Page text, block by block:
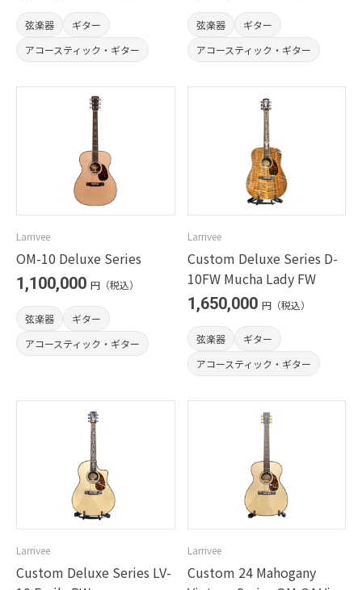
弦楽器
ギター
アコースティック・ギター
弦楽器
ギター
アコースティック・ギター
Larrivee
OM-10 Deluxe Series
1,100,000 円（税込）
弦楽器
ギター
アコースティック・ギター
Larrivee
Custom Deluxe Series D-
10FW Mucha Lady FW
1,650,000 円（税込）
弦楽器
ギター
アコースティック・ギター
Larrivee
Custom Deluxe Series LV-
Larrivee
Custom 24 Mahogany